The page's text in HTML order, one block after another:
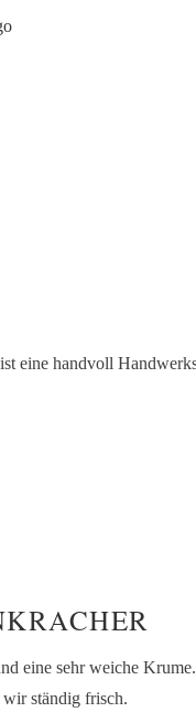
eine handvoll
eine sehr weiche
ständig frisch.